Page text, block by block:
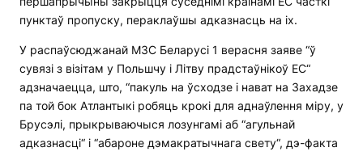
пунктаў пропуску, пераклаўшы адказнасць на іх.
У распаўсюджанай МЗС Беларусі 1 верасня заяве “ў
сувязі з візітам у Польшчу і Літву прадстаўнікоў ЕС“
адзначаецца, што, “пакуль на ўсходзе і нават на Захадзе
па той бок Атлантыкі робяць крокі для аднаўлення міру, у
Брусэлі, прыкрываючыся лозунгамі аб “агульнай
адказнасці“ і “абароне дэмакратычнага свету“, дэ-факта